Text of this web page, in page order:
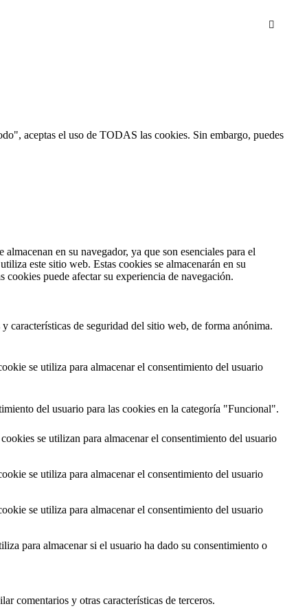
aceptas el uso de TODAS las cookies. Sin embargo, puedes
en su navegador, ya que son esenciales para el
este sitio web. Estas cookies se almacenarán en su
puede afectar su experiencia de navegación.
características de seguridad del sitio web, de forma anónima.
se utiliza para almacenar el consentimiento del usuario
del usuario para las cookies en la categoría "Funcional".
se utilizan para almacenar el consentimiento del usuario
se utiliza para almacenar el consentimiento del usuario
se utiliza para almacenar el consentimiento del usuario
para almacenar si el usuario ha dado su consentimiento o
comentarios y otras características de terceros.